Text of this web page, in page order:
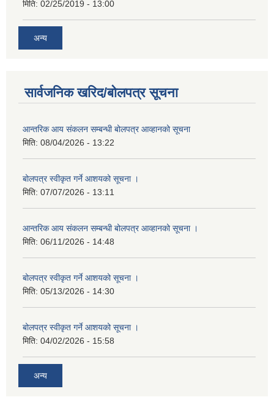
मिति: 02/25/2019 - 13:00
अन्य
सार्वजनिक खरिद/बोलपत्र सूचना
आन्तरिक आय संकलन सम्बन्धी बोलपत्र आव्हानको सूचना
मिति: 08/04/2026 - 13:22
बोलपत्र स्वीकृत गर्ने आशयको सूचना ।
मिति: 07/07/2026 - 13:11
आन्तरिक आय संकलन सम्बन्धी बोलपत्र आव्हानको सूचना ।
मिति: 06/11/2026 - 14:48
बोलपत्र स्वीकृत गर्ने आशयको सूचना ।
मिति: 05/13/2026 - 14:30
बोलपत्र स्वीकृत गर्ने आशयको सूचना ।
मिति: 04/02/2026 - 15:58
अन्य